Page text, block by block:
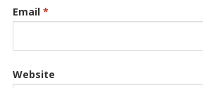
Email *
Website